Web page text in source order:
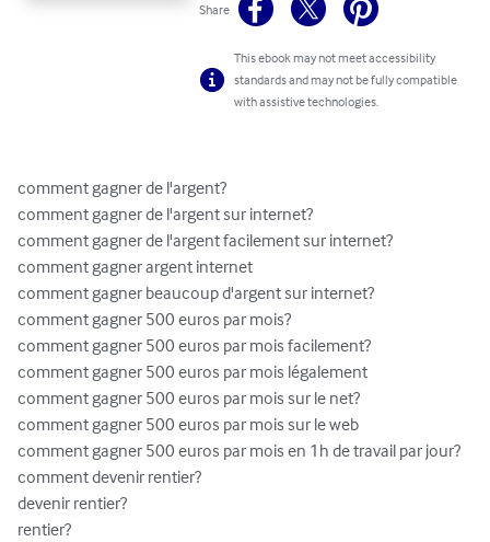
Share
This ebook may not meet accessibility
standards and may not be fully compatible
with assistive technologies.
comment gagner de l'argent?
comment gagner de l'argent sur internet?
comment gagner de l'argent facilement sur internet?
comment gagner argent internet
comment gagner beaucoup d'argent sur internet?
comment gagner 500 euros par mois?
comment gagner 500 euros par mois facilement?
comment gagner 500 euros par mois légalement
comment gagner 500 euros par mois sur le net?
comment gagner 500 euros par mois sur le web
comment gagner 500 euros par mois en 1h de travail par jour?
comment devenir rentier?
devenir rentier?
rentier?